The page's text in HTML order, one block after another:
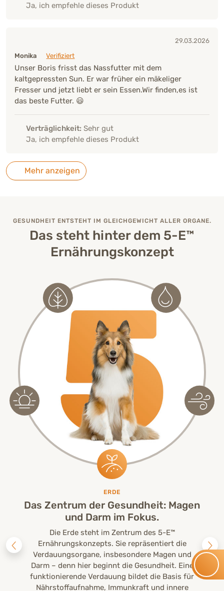
Ja, ich empfehle dieses Produkt
29.03.2026
Monika
Verifiziert
Unser Boris frisst das Nassfutter mit dem
kaltgepressten Sun. Er war früher ein mäkeliger
Fresser und jetzt liebt er sein Essen.Wir finden,es ist
das beste Futter. 😃
Verträglichkeit: Sehr gut
Ja, ich empfehle dieses Produkt
Mehr anzeigen
GESUNDHEIT ENTSTEHT IM GLEICHGEWICHT ALLER ORGANE.
Das steht hinter dem 5-E™
Ernährungskonzept
ERDE
Das Zentrum der Gesundheit: Magen
und Darm im Fokus.
Die Erde steht im Zentrum des 5-E™
Ernährungskonzepts. Sie repräsentiert die
Verdauungsorgane, insbesondere Magen und
Darm – denn hier beginnt die Gesundheit. Eine
funktionierende Verdauung bildet die Basis für
Nährstoffaufnahme, Immunkraft und innere